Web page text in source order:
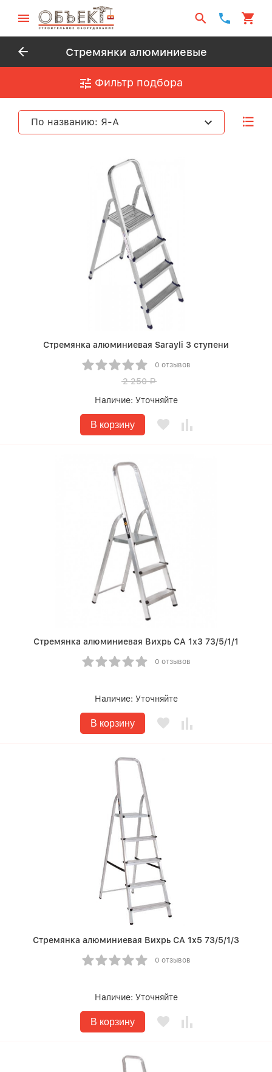
Стремянки алюминиевые
Фильтр подбора
По названию: Я-А
Стремянка алюминиевая Sarayli 3 ступени
0 отзывов
2 250Р
Наличие: Уточняйте
В корзину
Стремянка алюминиевая Вихрь СА 1х3 73/5/1/1
0 отзывов
Наличие: Уточняйте
В корзину
Стремянка алюминиевая Вихрь СА 1х5 73/5/1/3
0 отзывов
Наличие: Уточняйте
В корзину